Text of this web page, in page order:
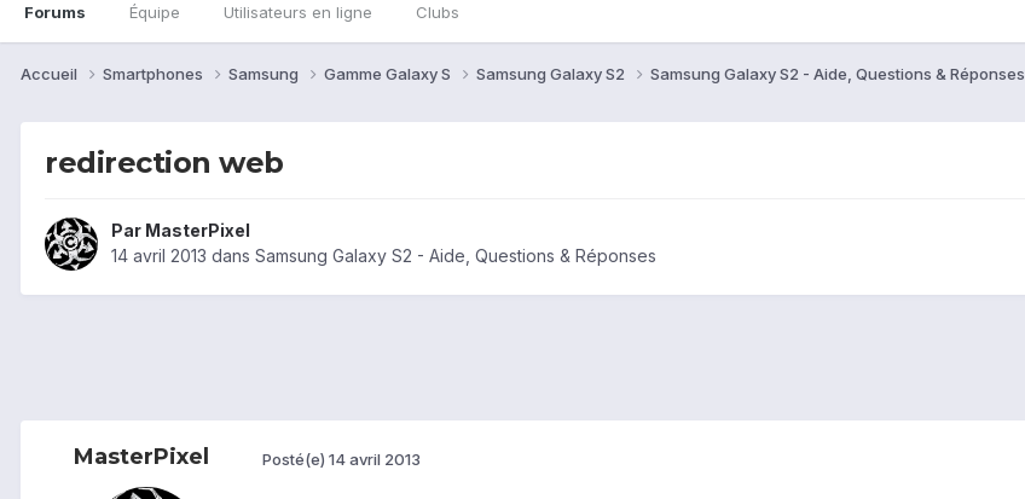
Forums Équipe Utilisateurs en ligne Clubs
Accueil Smartphones Samsung Gamme Galaxy S Samsung Galaxy S2 Samsung Galaxy S2 - Aide, Questions & Réponses
redirection web
Par MasterPixel
14 avril 2013 dans Samsung Galaxy S2 - Aide, Questions & Réponses
MasterPixel Posté(e) 14 avril 2013